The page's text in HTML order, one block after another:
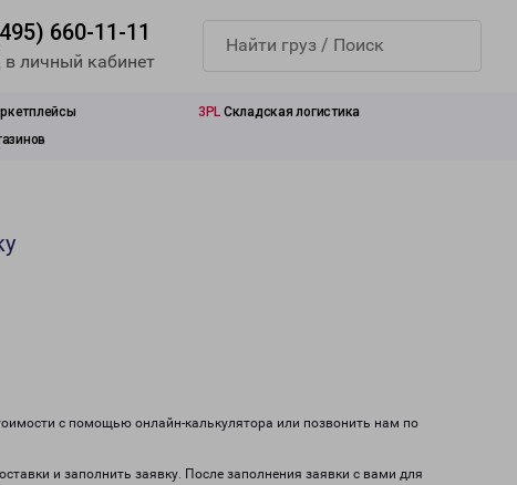
660-11-11
в личный кабинет
3PL Складская логистика
с помощью онлайн-калькулятора или позвонить нам по
и заполнить заявку. После заполнения заявки с вами для